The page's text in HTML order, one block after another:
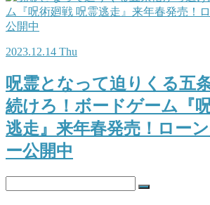
2023.12.14 Thu
呪霊となって迫りくる五
続けろ！ボードゲーム『
逃走』来年春発売！ロー
ー公開中